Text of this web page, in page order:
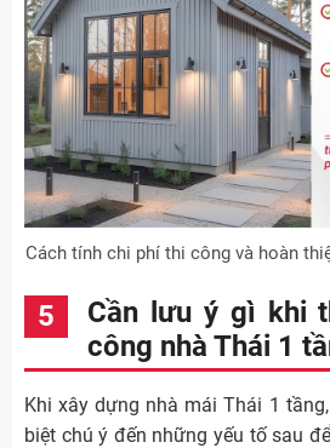
Cách tính chi phí thi công và hoàn
Cần lưu ý gì khi
công nhà Thái 1
Khi xây dựng nhà mái Thái 1
biệt chú ý đến những yếu tố sau